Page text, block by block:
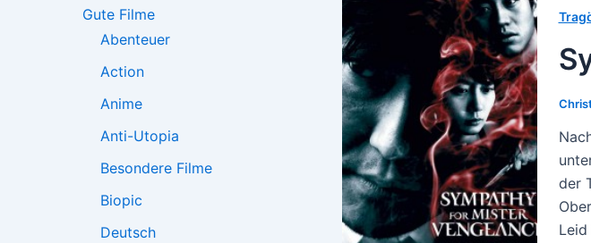
a
Gute Filme
Abenteuer
Action
Anime
Anti-Utopia
Besondere Filme
Biopic
Deutsch
der